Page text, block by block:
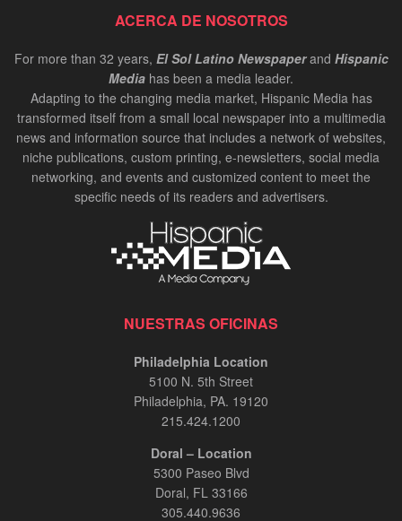
ACERCA DE NOSOTROS
For more than 32 years, El Sol Latino Newspaperand Hispanic
Media has been a media leader.
Adapting to the changing media market, Hispanic Media has
transformed itself from a small local newspaper into a multimedia
news and information source that includes a network of websites,
niche publications, custom printing, e-newsletters, social media
networking, and events and customized content to meet the
specific needs of its readers and advertisers.
NUESTRAS OFICINAS
Philadelphia Location
5100 N. 5th Street
Philadelphia, PA. 19120
215.424.1200
Doral – Location
5300 Paseo Blvd
Doral, FL 33166
305.440.9636